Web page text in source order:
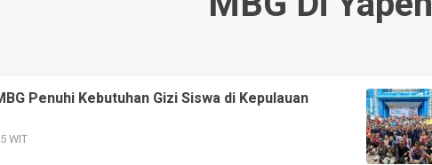
Penuhi Kebutuhan Gizi Siswa di Kepulauan
WIT